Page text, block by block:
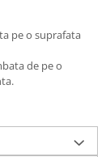
pe o suprafata
de pe o